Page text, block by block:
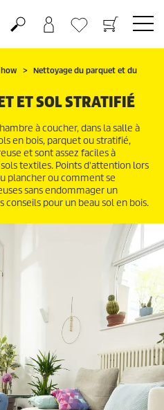
Nettoyage du parquet et du
ET SOL STRATIFIÉ
à coucher, dans la salle à
en bois, parquet ou stratifié,
et sont assez faciles à
textiles. Points d'attention lors
plancher ou comment se
sans endommager un
pour un beau sol en bois.